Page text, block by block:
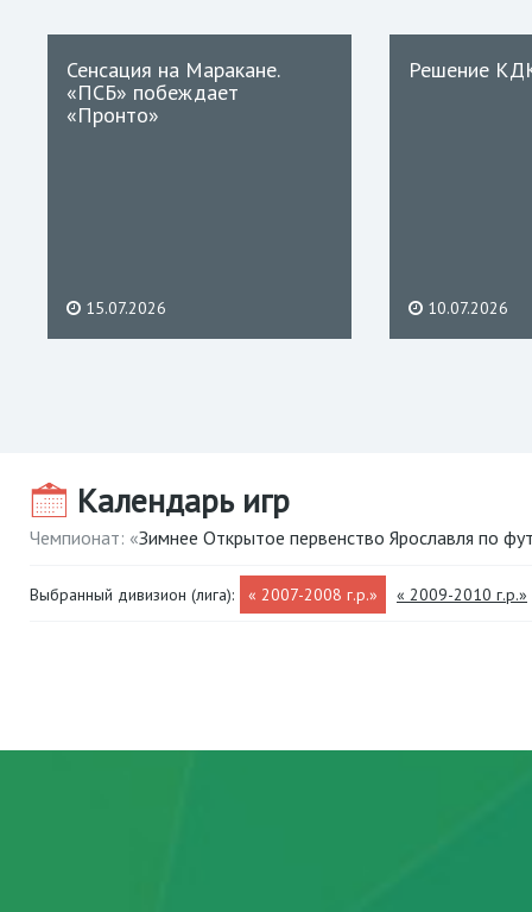
Сенсация на Маракане.
«ПСБ» побеждает
«Пронто»
15.07.2026
Решение
10.07.2026
Календарь игр
Чемпионат: «Зимнее Открытое первенство Ярославля по
Выбранный дивизион (лига): « 2007-2008 г.р.» « 2009-2010 г.р.»